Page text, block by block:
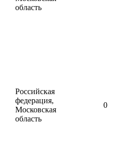
область
Российская
федерация,
Московская
область
0